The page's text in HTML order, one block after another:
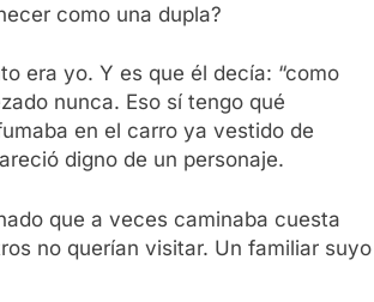
como una dupla?
era yo. Y es que él decía: “como
nunca. Eso sí tengo qué
en el carro ya vestido de
digno de un personaje.
que a veces caminaba cuesta
no querían visitar. Un familiar suyo